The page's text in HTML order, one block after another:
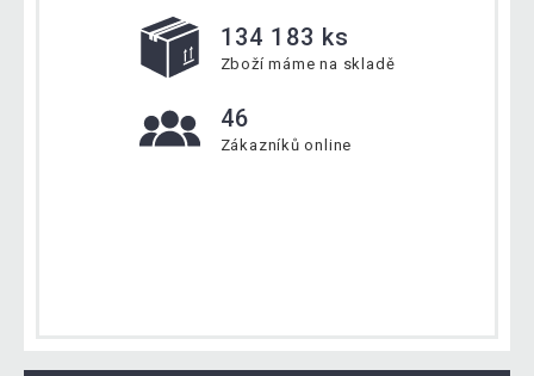
134 183 ks
Zboží máme na skladě
46
Zákazníků online